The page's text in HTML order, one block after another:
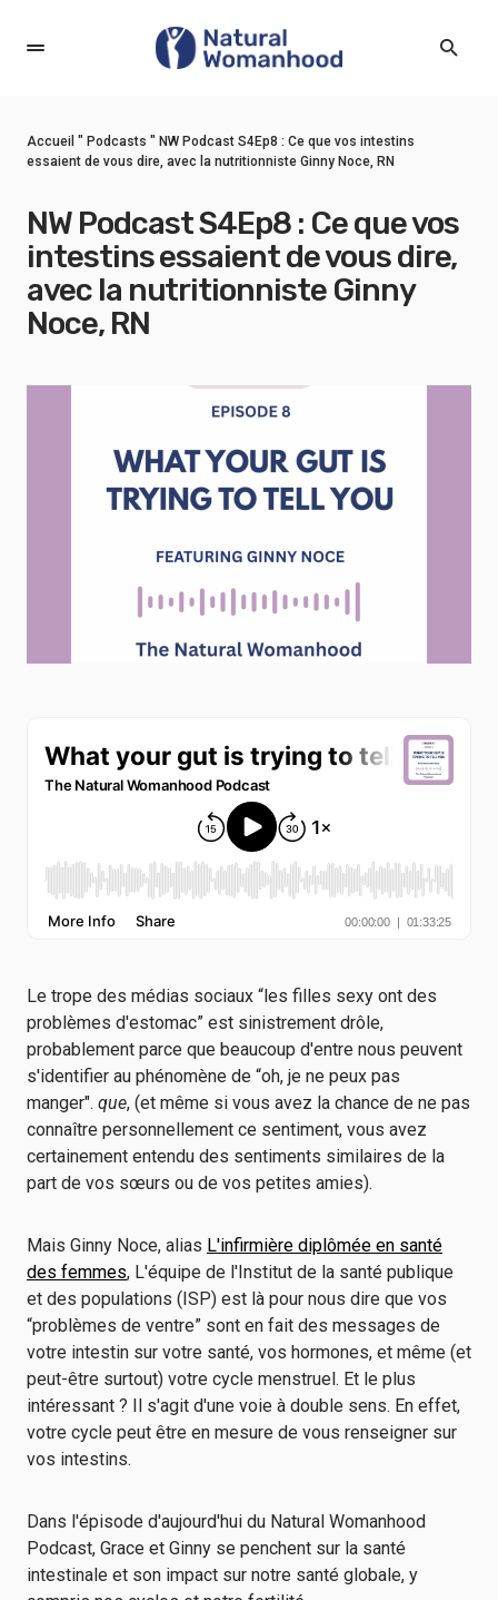
Accueil " Podcasts " NW Podcast S4Ep8 : Ce que vos intestins
essaient de vous dire, avec la nutritionniste Ginny Noce, RN
NW Podcast S4Ep8 : Ce que vos
intestins essaient de vous dire,
avec la nutritionniste Ginny
Noce, RN
Le trope des médias sociaux “les filles sexy ont des
problèmes d'estomac” est sinistrement drôle,
probablement parce que beaucoup d'entre nous peuvent
s'identifier au phénomène de “oh, je ne peux pas
manger". que, (et même si vous avez la chance de ne pas
connaître personnellement ce sentiment, vous avez
certainement entendu des sentiments similaires de la
part de vos sœurs ou de vos petites amies).
Mais Ginny Noce, alias L'infirmière diplômée en santé
des femmes, L'équipe de l'Institut de la santé publique
et des populations (ISP) est là pour nous dire que vos
“problèmes de ventre” sont en fait des messages de
votre intestin sur votre santé, vos hormones, et même (et
peut-être surtout) votre cycle menstruel. Et le plus
intéressant ? Il s'agit d'une voie à double sens. En effet,
votre cycle peut être en mesure de vous renseigner sur
vos intestins.
Dans l'épisode d'aujourd'hui du Natural Womanhood
Podcast, Grace et Ginny se penchent sur la santé
intestinale et son impact sur notre santé globale, y